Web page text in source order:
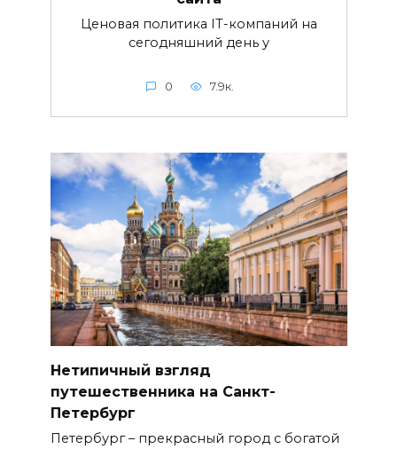
Ценовая политика IT-компаний на
сегодняшний день у
0 7.9к.
Нетипичный взгляд
путешественника на Санкт-
Петербург
Петербург – прекрасный город с богатой